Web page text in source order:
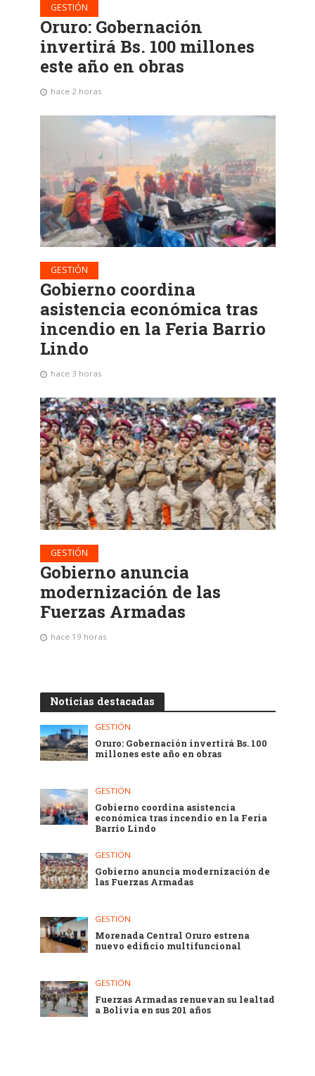
GESTIÓN
Oruro: Gobernación
invertirá Bs. 100 millones
este año en obras
hace 2 horas
GESTIÓN
Gobierno coordina
asistencia económica tras
incendio en la Feria Barrio
Lindo
hace 3 horas
GESTIÓN
Gobierno anuncia
modernización de las
Fuerzas Armadas
hace 19 horas
Noticias destacadas
GESTIÓN
Oruro: Gobernación invertirá Bs. 100
millones este año en obras
GESTIÓN
Gobierno coordina asistencia
económica tras incendio en la Feria
Barrio Lindo
GESTIÓN
Gobierno anuncia modernización de
las Fuerzas Armadas
GESTIÓN
Morenada Central Oruro estrena
nuevo edificio multifuncional
GESTIÓN
Fuerzas Armadas renuevan su lealtad
a Bolivia en sus 201 años